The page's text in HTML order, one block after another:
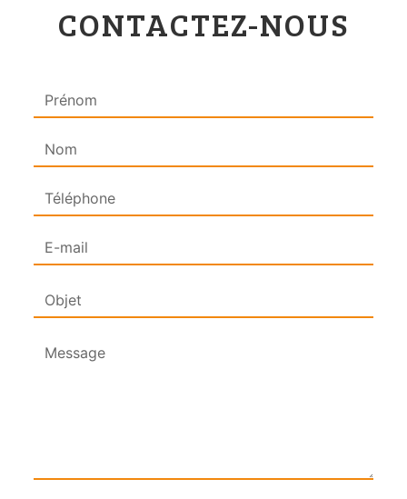
CONTACTEZ-NOUS